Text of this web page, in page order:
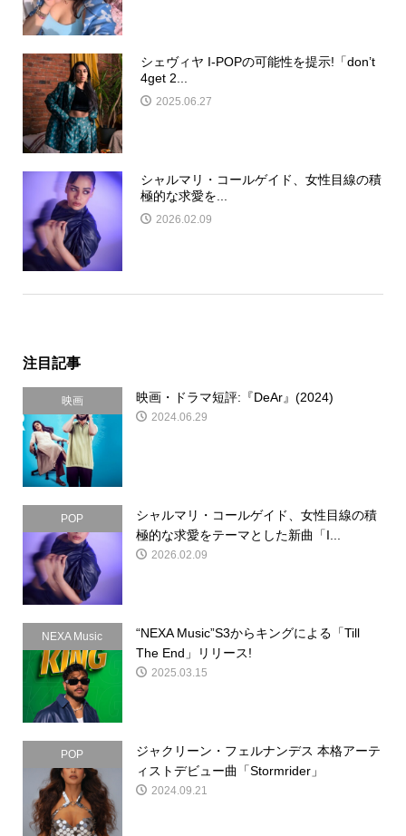
シェヴィヤ I-POPの可能性を提示!「don’t
4get 2...
2025.06.27
シャルマリ・コールゲイド、女性目線の積
極的な求愛を...
2026.02.09
注目記事
映画 映画・ドラマ短評:『DeAr』(2024)
2024.06.29
POP
シャルマリ・コールゲイド、女性目線の積
極的な求愛をテーマとした新曲「I...
2026.02.09
NEXA Music
“NEXA Music”S3からキングによる「Till
The End」リリース!
2025.03.15
POP
ジャクリーン・フェルナンデス 本格アーテ
ィストデビュー曲「Stormrider」
2024.09.21